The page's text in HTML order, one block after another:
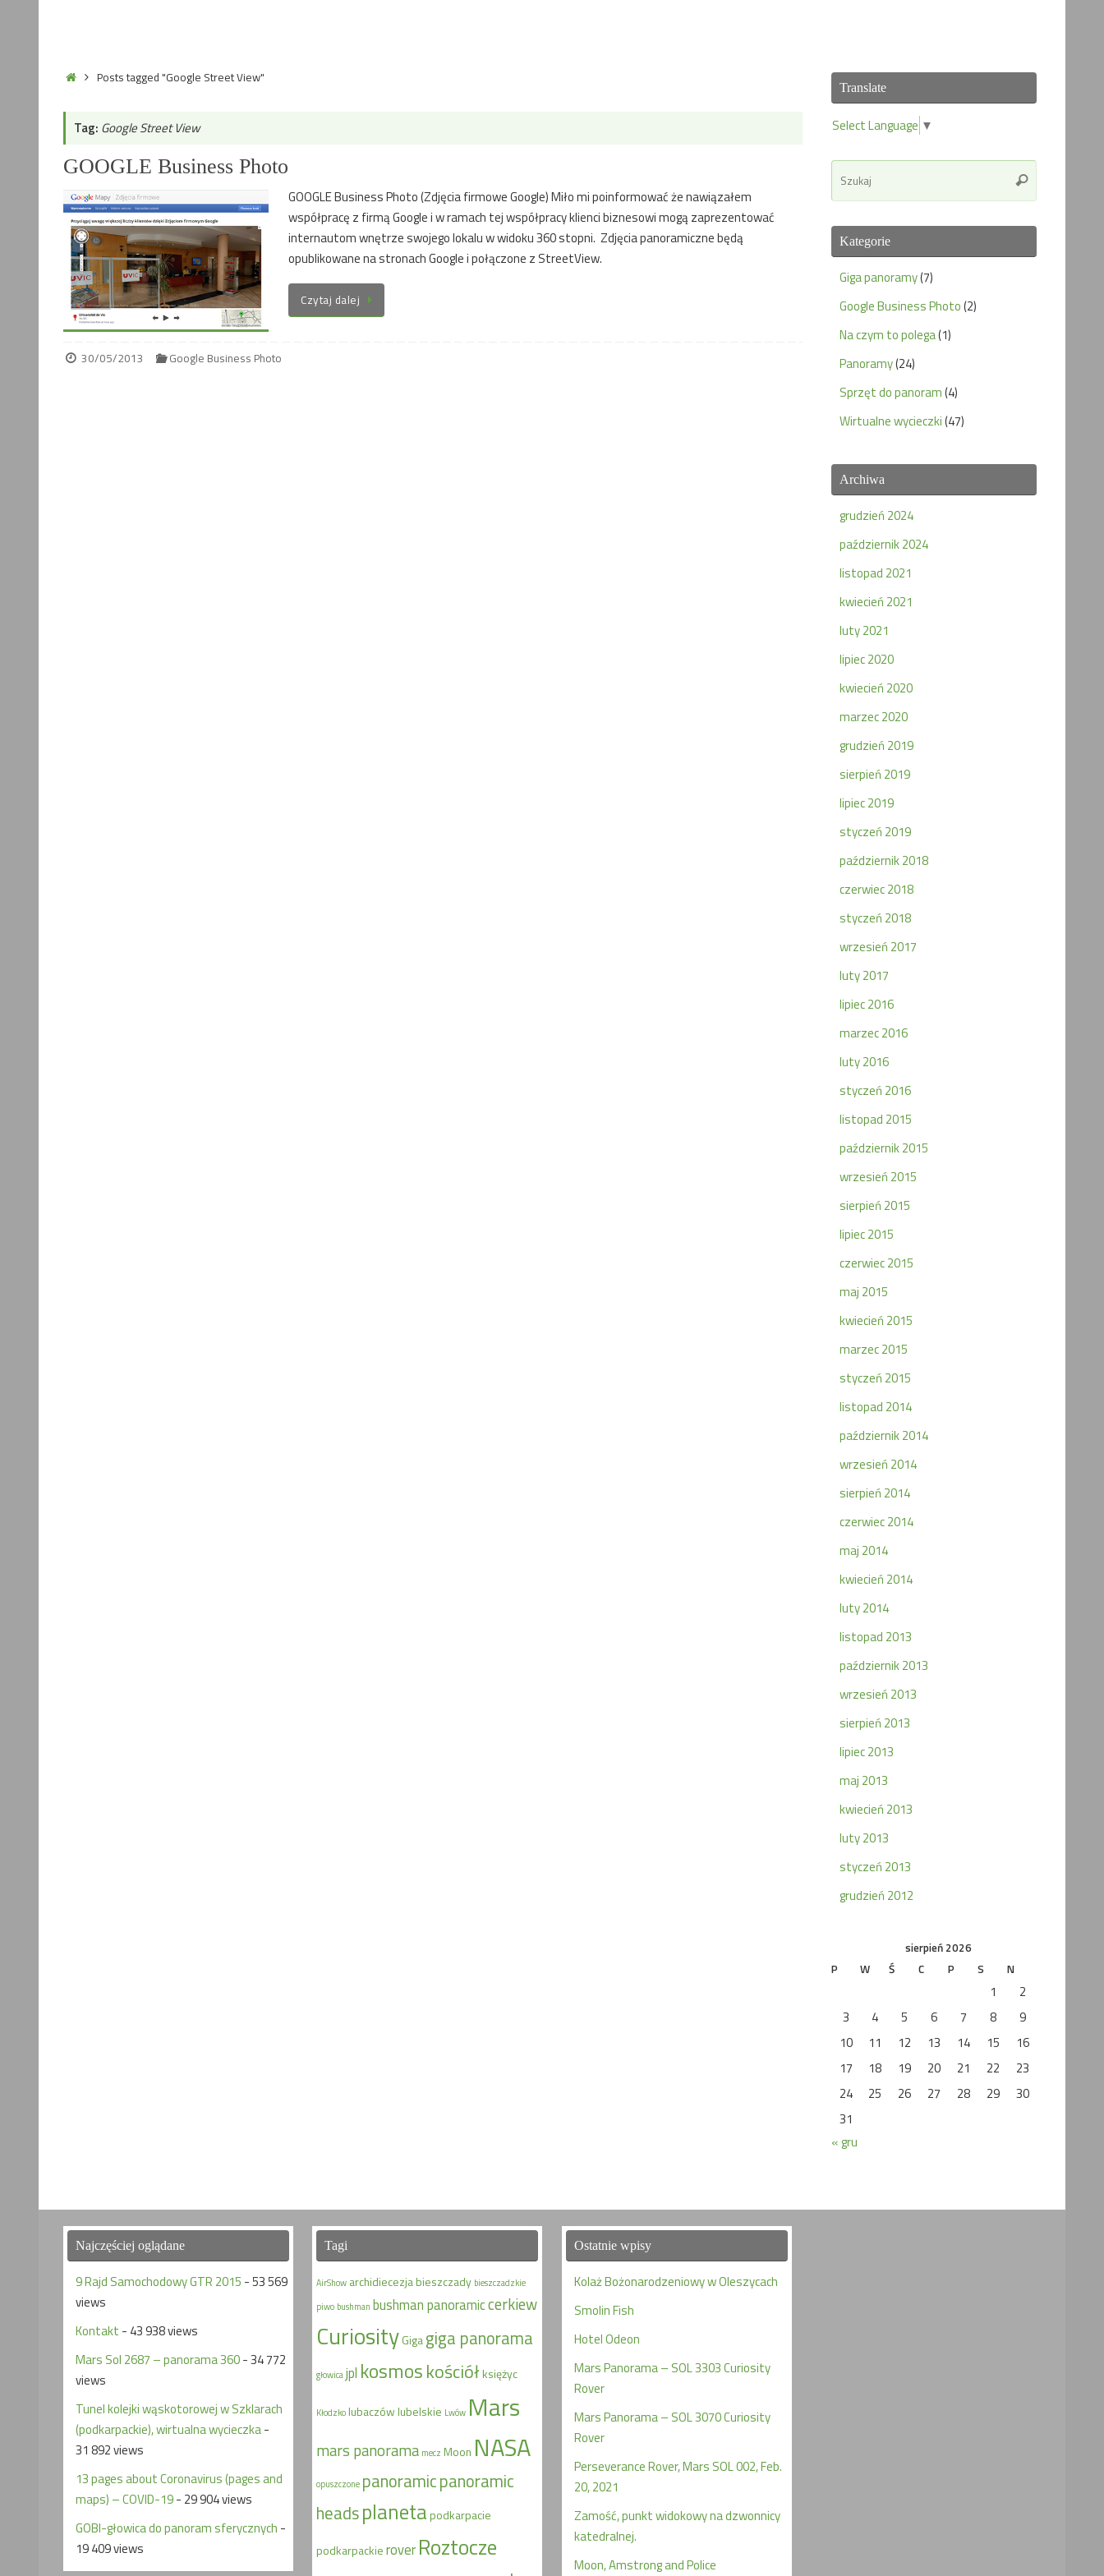
HomePosts tagged "Google Street View"
Tag: Google Street View
GOOGLE Business Photo
GOOGLE Business Photo (Zdjęcia firmowe Google) Miło mi poinformować że nawiązałem
współpracę z firmą Google i w ramach tej współpracy klienci biznesowi mogą zaprezentować
internautom wnętrze swojego lokalu w widoku 360 stopni. Zdjęcia panoramiczne będą
opublikowane na stronach Google i połączone z StreetView.
Czytaj dalej
30/05/2013 Google Business Photo
Translate
Select Language ▼
Szukaj
Kategorie
Giga panoramy(7)
Google Business Photo(2)
Na czym to polega(1)
Panoramy(24)
Sprzęt do panoram(4)
Wirtualne wycieczki(47)
Archiwa
grudzień 2024
październik 2024
listopad 2021
kwiecień 2021
luty 2021
lipiec 2020
kwiecień 2020
marzec 2020
grudzień 2019
sierpień 2019
lipiec 2019
styczeń 2019
październik 2018
czerwiec 2018
styczeń 2018
wrzesień 2017
luty 2017
lipiec 2016
marzec 2016
luty 2016
styczeń 2016
listopad 2015
październik 2015
wrzesień 2015
sierpień 2015
lipiec 2015
czerwiec 2015
maj 2015
kwiecień 2015
marzec 2015
styczeń 2015
listopad 2014
październik 2014
wrzesień 2014
sierpień 2014
czerwiec 2014
maj 2014
kwiecień 2014
luty 2014
listopad 2013
październik 2013
wrzesień 2013
sierpień 2013
lipiec 2013
maj 2013
kwiecień 2013
luty 2013
styczeń 2013
grudzień 2012
sierpień 2026
P
W Ś C P S N
1
2
3
4 5 6 7 8
9
10
11 12 13 14 15
16
17
18 19 20 21 22
23
24
25 26 27 28 29
30
31
« gru
Najczęściej oglądane
9 Rajd Samochodowy GTR 2015 - 53 569
views
Kontakt - 43 938 views
Mars Sol 2687 – panorama 360- 34 772
views
Tunel kolejki wąskotorowej w Szklarach
(podkarpackie), wirtualna wycieczka-
31 892 views
13 pages about Coronavirus (pages and
maps) – COVID-19- 29 904 views
GOBI-głowica do panoram sferycznych -
19 409 views
Tagi
AirShow archidiecezjabieszczady bieszczadzkie
piwo bushman bushman panoramiccerkiew
CuriosityGigagiga panorama
głowica jpl kosmoskościółksiężyc
Kłodzko lubaczów lubelskie Lwów Mars
mars panorama mecz Moon NASA
opuszczone panoramicpanoramic
headsplaneta podkarpacie
podkarpackie rover Roztocze
Ostatnie wpisy
Kolaż Bożonarodzeniowy w Oleszycach
Smolin Fish
Hotel Odeon
Mars Panorama – SOL 3303 Curiosity
Rover
Mars Panorama – SOL 3070 Curiosity
Rover
Perseverance Rover, Mars SOL 002, Feb.
20, 2021
Zamość, punkt widokowy na dzwonnicy
katedralnej.
Moon, Amstrong and Police